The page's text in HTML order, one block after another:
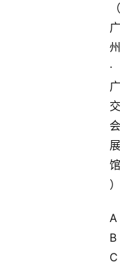
（
广
州
·
广
交
会
展
馆
）
A
B
C